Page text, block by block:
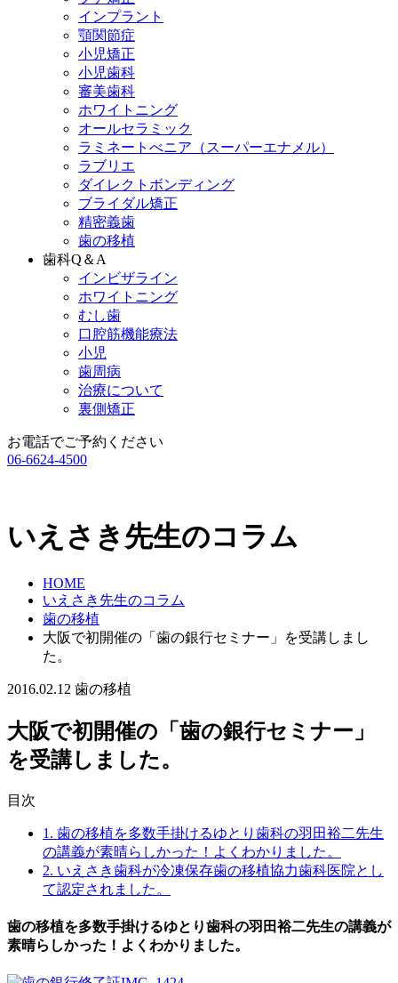
インプラント
顎関節症
小児矯正
小児歯科
審美歯科
ホワイトニング
オールセラミック
ラミネートべニア （スーパーエナメル）
ラブリエ
ダイレクトボンディング
ブライダル矯正
精密義歯
歯の移植
歯科Q＆A
インビザライン
ホワイトニング
むし歯
口腔筋機能療法
小児
歯周病
治療について
裏側矯正
お電話でご予約ください
06-6624-4500
いえさき先生のコラム
HOME
いえさき先生のコラム
歯の移植
大阪で初開催の「歯の銀行セミナー」を受講しまし
た。
2016.02.12 歯の移植
大阪で初開催の「歯の銀行セミナー」
を受講しました。
目次
1. 歯の移植を多数手掛けるゆとり歯科の羽田裕二先生
の講義が素晴らしかった！よくわかりました。
2. いえさき歯科が冷凍保存歯の移植協力歯科医院とし
て認定されました。
歯の移植を多数手掛けるゆとり歯科の羽田裕二先生の講義が
素晴らしかった！よくわかりました。